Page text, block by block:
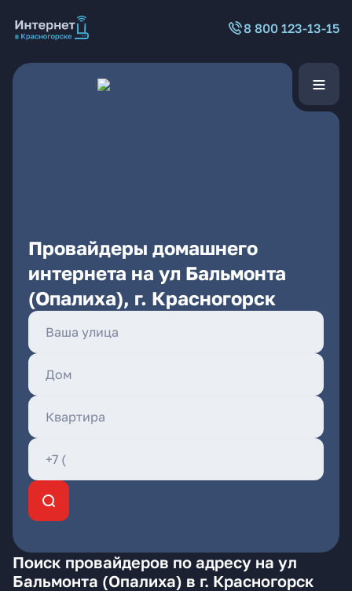
8 800 123-13-15
Провайдеры домашнего
интернета на ул Бальмонта
(Опалиха), г. Красногорск
Поиск провайдеров по адресу на ул
Бальмонта (Опалиха) в г. Красногорск